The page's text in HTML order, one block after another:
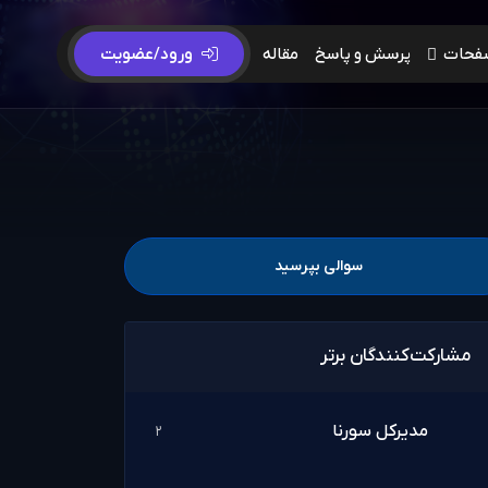
پرسش و پاسخ مقاله ورود/عضویت
سوالی بپرسید
مشارکت‌کنندگان برتر
مدیرکل سورنا 2